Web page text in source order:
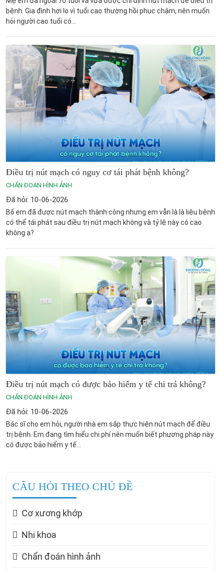
bệnh. Gia đình hơi lo vì tuổi cao thường hồi phục chậm, nên muốn
hỏi người cao tuổi có...
Điều trị nút mạch có nguy cơ tái phát bệnh không?
CHẨN ĐOÁN HÌNH ẢNH
Đã hỏi: 10-06-2026
Bố em đã được nút mạch thành công nhưng em vẫn là là liệu bệnh
có thể tái phát sau điều trị nút mạch không và tỷ lệ này có cao
không ạ?
Điều trị nút mạch có được bảo hiểm y tế chi trả không?
CHẨN ĐOÁN HÌNH ẢNH
Đã hỏi: 10-06-2026
Bác sĩ cho em hỏi, người nhà em sắp thực hiện nút mạch để điều
trị bệnh. Em đang tìm hiểu chi phí nên muốn biết phương pháp này
có được bảo hiểm y tế...
CÂU HỎI THEO CHỦ ĐỀ
Cơ xương khớp
Nhi khoa
Chẩn đoán hình ảnh